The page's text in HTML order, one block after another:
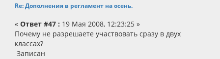
Re: Дополнения в регламент на осень.
« Ответ #47 : 19 Мая 2008, 12:23:25 »
Почему не разрешаете участвовать сразу в двух
классах?
Записан